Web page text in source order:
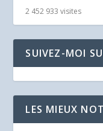
2 452 933 visites
SUIVEZ-MOI
LES MIEUX